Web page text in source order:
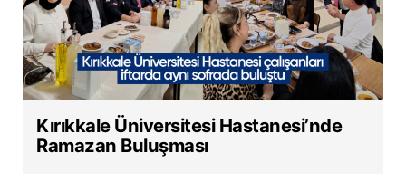
Kırıkkale Üniversitesi Hastanesi’nde
Ramazan Buluşması